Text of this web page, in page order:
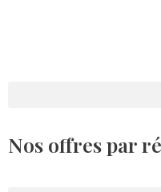
Nos offres par